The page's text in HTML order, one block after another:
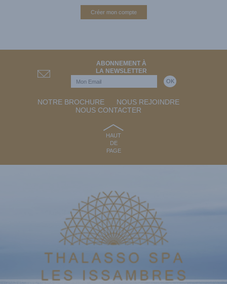
Créer mon compte
ABONNEMENT À
LA NEWSLETTER
NOTRE BROCHURE
NOUS REJOINDRE
NOUS CONTACTER
HAUT
DE
PAGE